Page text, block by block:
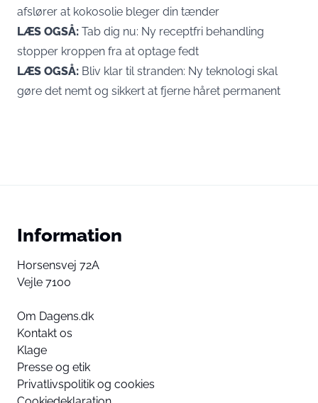
afslører at kokosolie bleger din tænder
LÆS OGSÅ: Tab dig nu: Ny receptfri behandling
stopper kroppen fra at optage fedt
LÆS OGSÅ: Bliv klar til stranden: Ny teknologi skal
gøre det nemt og sikkert at fjerne håret permanent
Information
Horsensvej 72A
Vejle 7100
Om Dagens.dk
Kontakt os
Klage
Presse og etik
Privatlivspolitik og cookies